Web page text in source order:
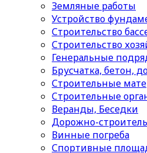
Земляные работы
Устройство
Строительство
Строительство
Генеральные
Брусчатка, бетон,
Строительные
Cтроительные
Веранды, Беседки
Дорожно-
Винные погреба
Спортивные